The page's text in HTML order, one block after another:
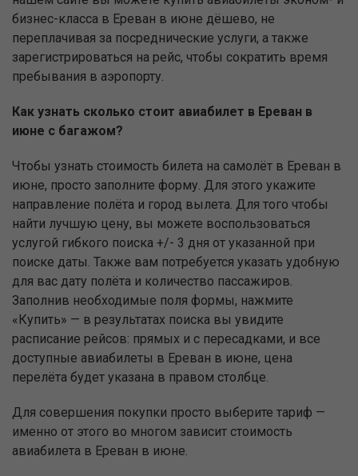
бизнес-класса в Ереван в июне дёшево, не
переплачивая за посреднические услуги, а также
зарегистрироваться на рейс, чтобы сократить время
пребывания в аэропорту.
Как узнать сколько стоит авиабилет в Ереван в
июне с багажом?
Чтобы узнать стоимость билета на самолёт в Ереван в
июне, просто заполните форму. Для этого укажите
направление полёта и город вылета. Для того чтобы
найти лучшую цену, вы можете воспользоваться
услугой гибкого поиска +/- 3 дня от указанной при
поиске даты. Также вам потребуется указать удобную
для вас дату полёта и количество пассажиров.
Заполнив необходимые поля формы, нажмите
«Купить» — в результатах поиска вы увидите
расписание рейсов: прямых и с пересадками, и все
доступные авиабилеты в Ереван в июне, цена
перелёта будет указана в правом столбце.
Для совершения покупки просто выберите тариф —
именно от этого во многом зависит стоимость
авиабилета в Ереван в июне.